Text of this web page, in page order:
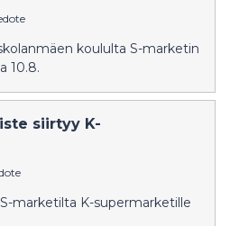
koululta S-marketin
10.8.
siirtyy K-
marketilta K-supermarketille